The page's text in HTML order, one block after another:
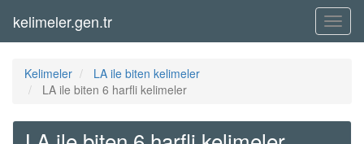
Menü
kelimeler.gen.tr
Kelimeler
LA ile biten kelimeler
LA ile biten 6 harfli kelimeler